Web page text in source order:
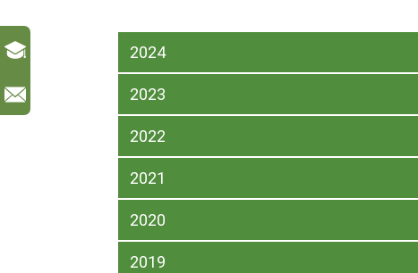
2024
2023
2022
2021
2020
2019